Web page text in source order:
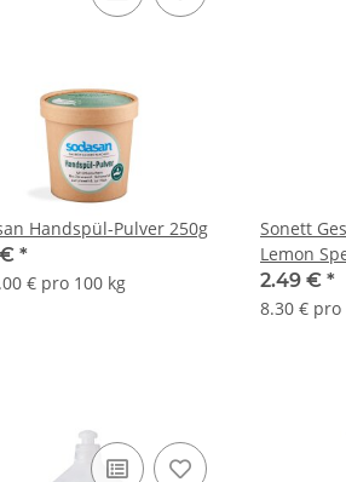
Handspül-Pulver 250g
*
€ pro 100 kg
Sonett
Lemon
2.49 € *
8.30 € pro